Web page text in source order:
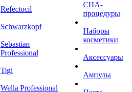
Refectocil
Schwarzkopf
Sebastian
Professional
Tigi
Wella Professional
СПА-
процедуры
Наборы
косметики
Аксессуары
Ампулы